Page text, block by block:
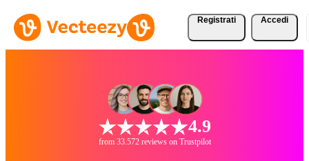
Registrati Accedi
4.9
from 33.572 reviews on Trustpilot